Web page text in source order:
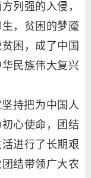
列强的入侵，
，贫困的梦魇
困，成了中国
民族伟大复兴
持把为中国人
心使命，团结
进行了长期艰
结带领广大农